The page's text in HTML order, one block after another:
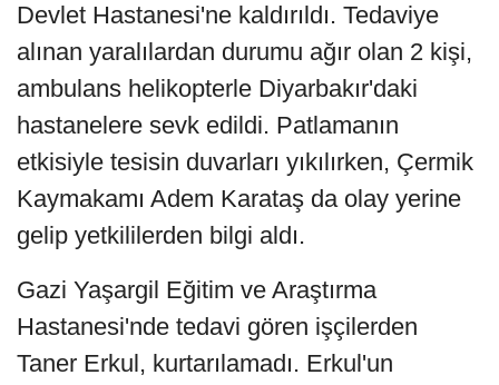
Devlet Hastanesi'ne kaldırıldı. Tedaviye
alınan yaralılardan durumu ağır olan 2 kişi,
ambulans helikopterle Diyarbakır'daki
hastanelere sevk edildi. Patlamanın
etkisiyle tesisin duvarları yıkılırken, Çermik
Kaymakamı Adem Karataş da olay yerine
gelip yetkililerden bilgi aldı.
Gazi Yaşargil Eğitim ve Araştırma
Hastanesi'nde tedavi gören işçilerden
Taner Erkul, kurtarılamadı. Erkul'un